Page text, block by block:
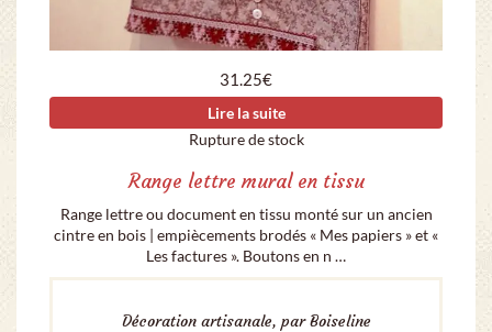
31.25€
Lire la suite
Rupture de stock
Range lettre mural en tissu
Range lettre ou document en tissu monté sur un ancien
cintre en bois | empiècements brodés « Mes papiers » et «
Les factures ». Boutons en n …
Décoration artisanale, par Boiseline